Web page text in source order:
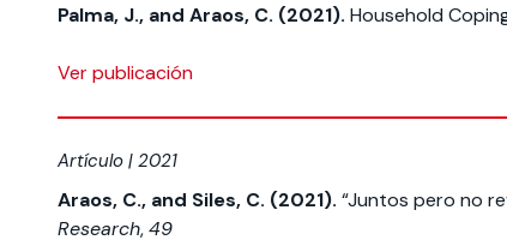
Palma, J., and Araos, C. (2021). Household
Ver publicación
Artículo | 2021
Araos, C., and Siles, C. (2021). “Juntos pero no
Research,49